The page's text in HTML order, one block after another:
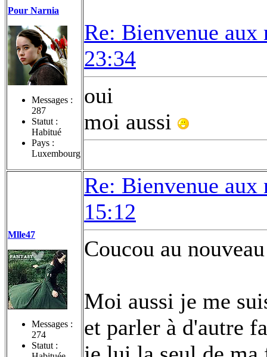
Pour Narnia
Messages :
287
Statut :
Habitué
Pays :
Luxembourg
Re: Bienvenue
23:34
oui
moi aussi
Mlle47
Messages :
274
Statut :
Re: Bienvenue
15:12
Coucou au
Moi aussi je me
et parler à d'autre